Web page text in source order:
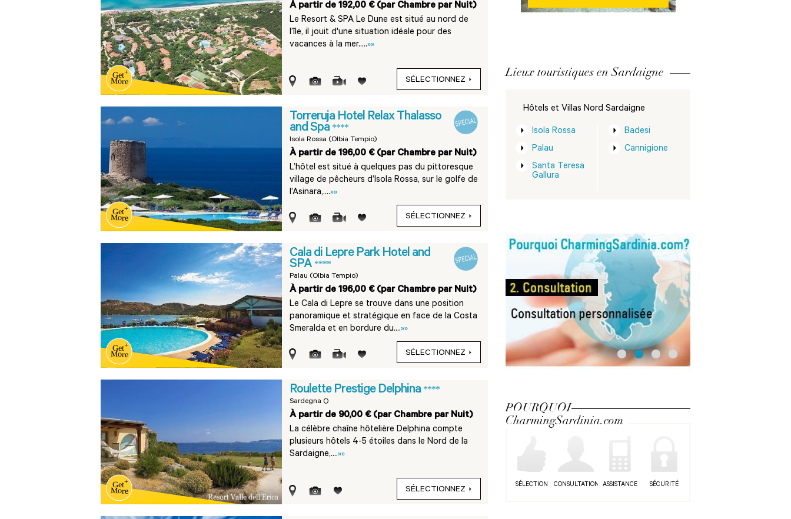
À partir de 192,00 € (par Chambre par Nuit)
Le Resort & SPA Le Dune est situé au nord de
l’île, il jouit d'une situation idéale pour des
vacances à la mer.....»»
SÉLECTIONNEZ
Torreruja Hotel Relax Thalasso
and Spa ****
Isola Rossa (Olbia Tempio)
À partir de 196,00 € (par Chambre par Nuit)
L’hôtel est situé à quelques pas du pittoresque
village de pêcheurs d’Isola Rossa, sur le golfe de
l’Asinara,....»»
SÉLECTIONNEZ
Cala di Lepre Park Hotel and
SPA ****
Palau (Olbia Tempio)
À partir de 196,00 € (par Chambre par Nuit)
Le Cala di Lepre se trouve dans une position
panoramique et stratégique en face de la Costa
Smeralda et en bordure du....»»
SÉLECTIONNEZ
Roulette Prestige Delphina ****
Sardegna ()
À partir de 90,00 € (par Chambre par Nuit)
La célèbre chaîne hôtelière Delphina compte
plusieurs hôtels 4-5 étoiles dans le Nord de la
Sardaigne,....»»
SÉLECTIONNEZ
Lieux touristiques en Sardaigne
Hôtels et Villas Nord Sardaigne
Isola Rossa
Palau
Santa Teresa
Gallura
Badesi
Cannigione
POURQUOI
CharmingSardinia.com
SÉLECTION CONSULTATION ASSISTANCE SÉCURITÉ